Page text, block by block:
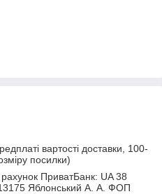
вартості доставки, 100-
посилки)
ПриватБанк: UA 38
Яблонський А. А. ФОП